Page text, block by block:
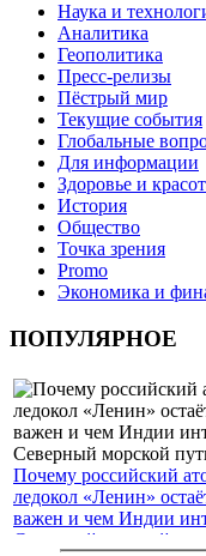
Наука и
Аналитика
Геополитика
Пресс-релизы
Пёстрый мир
Текущие события
Глобальные
Для информации
Здоровье и
История
Общество
Точка зрения
Promo
Экономика и
ПОПУЛЯРНОЕ
Почему российский
ледокол «Ленин»
важен и чем Индии
Северный морской путь